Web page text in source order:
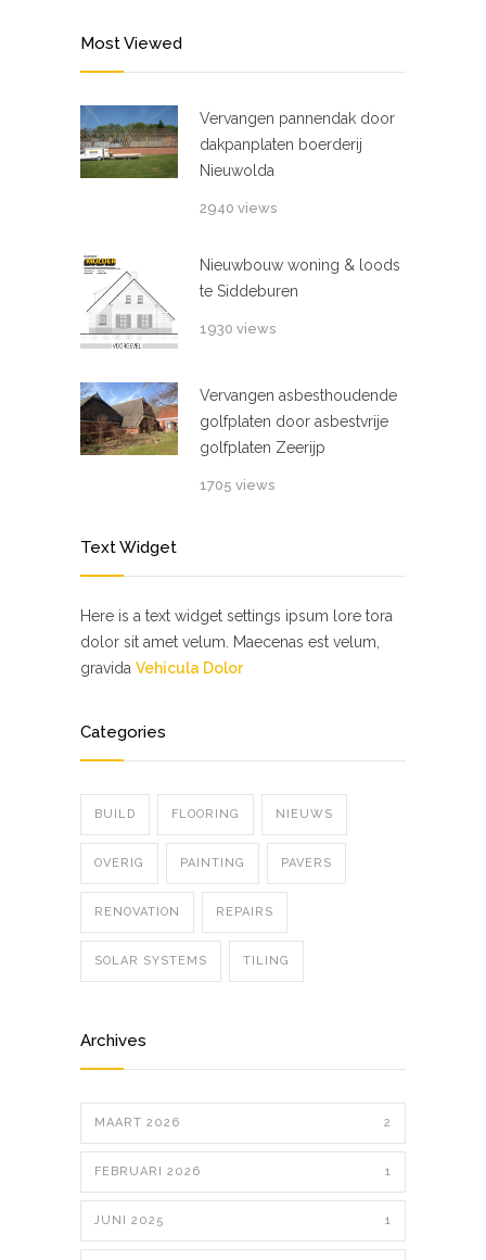
Most Viewed
Vervangen pannendak door
dakpanplaten boerderij
Nieuwolda
2940 views
Nieuwbouw woning & loods
te Siddeburen
1930 views
Vervangen asbesthoudende
golfplaten door asbestvrije
golfplaten Zeerijp
1705 views
Text Widget
Here is a text widget settings ipsum lore tora
dolor sit amet velum. Maecenas est velum,
gravida Vehicula Dolor
Categories
BUILD FLOORING NIEUWS
OVERIG PAINTING PAVERS
RENOVATION REPAIRS
SOLAR SYSTEMS TILING
Archives
MAART 2026 2
FEBRUARI 2026 1
JUNI 2025 1